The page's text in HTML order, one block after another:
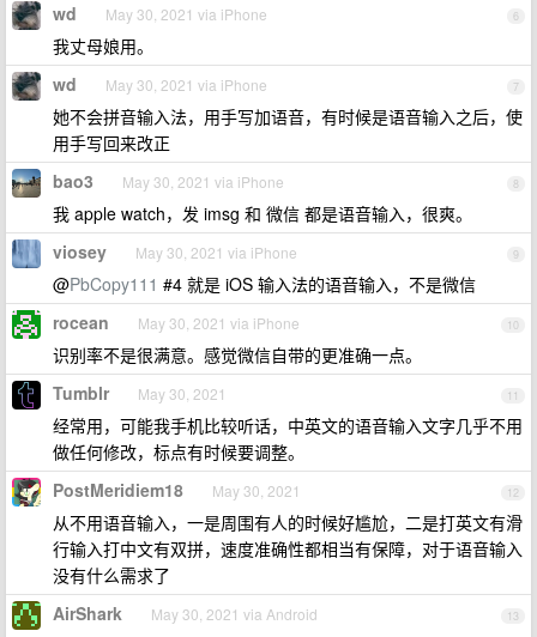
6
wd May 30, 2021 via iPhone
我丈母娘用。
7
wd May 30, 2021 via iPhone
她不会拼音输入法，用手写加语音，有时候是语音输入之后，使
用手写回来改正
8
bao3 May 30, 2021 via iPhone
我 apple watch，发 imsg 和 微信 都是语音输入，很爽。
9
viosey May 30, 2021 via iPhone
@PbCopy111 #4 就是 iOS 输入法的语音输入，不是微信
10
rocean May 30, 2021 via iPhone
识别率不是很满意。感觉微信自带的更准确一点。
11
Tumblr May 30, 2021
经常用，可能我手机比较听话，中英文的语音输入文字几乎不用
做任何修改，标点有时候要调整。
12
PostMeridiem18 May 30, 2021
从不用语音输入，一是周围有人的时候好尴尬，二是打英文有滑
行输入打中文有双拼，速度准确性都相当有保障，对于语音输入
没有什么需求了
13
AirShark May 30, 2021 via Android